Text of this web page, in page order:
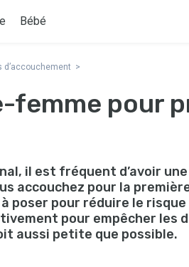
Bébé
d’accouchement
femme pour
il est fréquent d’avoir
accouchez pour la
poser pour réduire le
pour empêcher les
aussi petite que possible.